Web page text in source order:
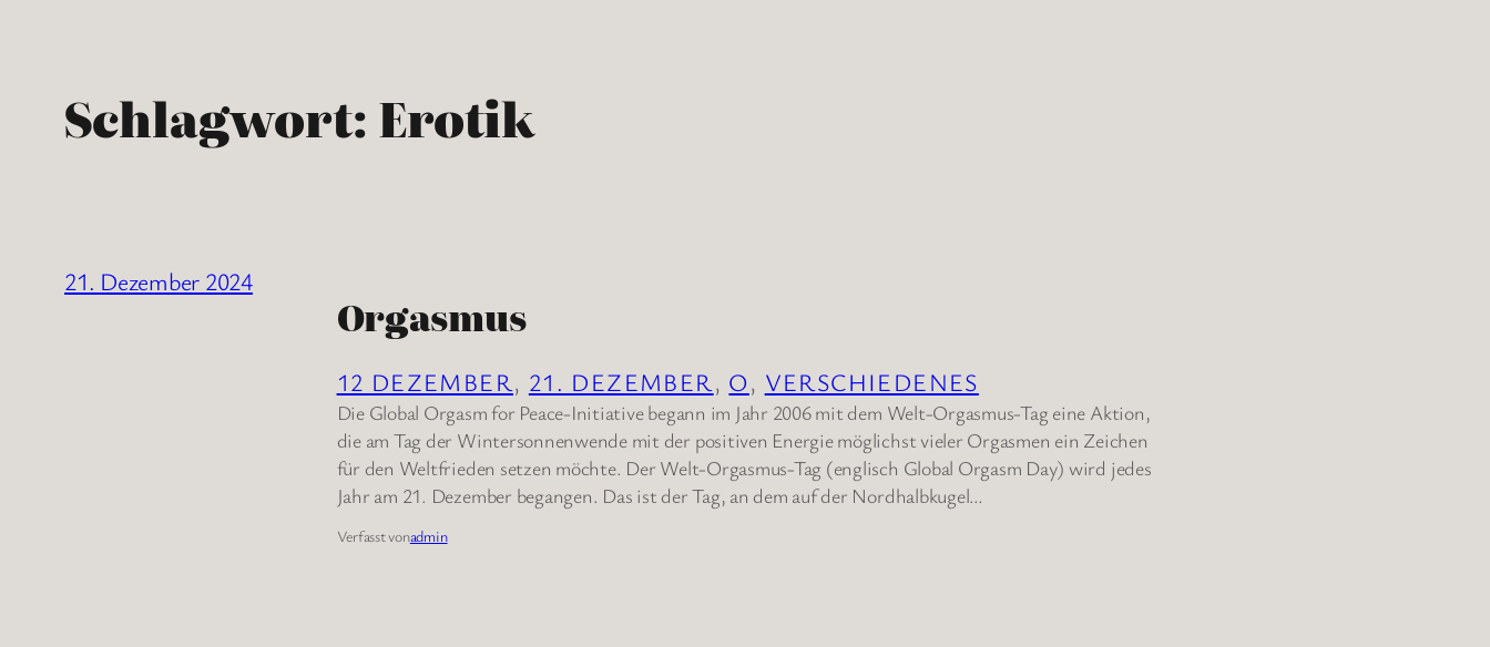
Schlagwort:Erotik
21. Dezember 2024
Orgasmus
12 DEZEMBER, 21. DEZEMBER, O, VERSCHIEDENES
Die Global Orgasm for Peace-Initiative begann im Jahr 2006 mit dem Welt-Orgasmus-Tag eine Aktion,
die am Tag der Wintersonnenwende mit der positiven Energie möglichst vieler Orgasmen ein Zeichen
für den Weltfrieden setzen möchte. Der Welt-Orgasmus-Tag (englisch Global Orgasm Day) wird jedes
Jahr am 21. Dezember begangen. Das ist der Tag, an dem auf der Nordhalbkugel…
Verfasst vonadmin